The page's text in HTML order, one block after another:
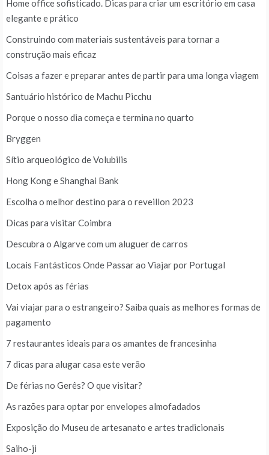
Home office sofisticado. Dicas para criar um escritório em casa
elegante e prático
Construindo com materiais sustentáveis para tornar a
construção mais eficaz
Coisas a fazer e preparar antes de partir para uma longa viagem
Santuário histórico de Machu Picchu
Porque o nosso dia começa e termina no quarto
Bryggen
Sítio arqueológico de Volubilis
Hong Kong e Shanghai Bank
Escolha o melhor destino para o reveillon 2023
Dicas para visitar Coimbra
Descubra o Algarve com um aluguer de carros
Locais Fantásticos Onde Passar ao Viajar por Portugal
Detox após as férias
Vai viajar para o estrangeiro? Saiba quais as melhores formas de
pagamento
7 restaurantes ideais para os amantes de francesinha
7 dicas para alugar casa este verão
De férias no Gerês? O que visitar?
As razões para optar por envelopes almofadados
Exposição do Museu de artesanato e artes tradicionais
Saiho-ji